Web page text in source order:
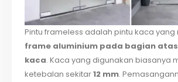
Pintu frameless adalah pintu kaca
frame aluminium pada bagian
kaca. Kaca yang digunakan biasanya
ketebalan sekitar12 mm.